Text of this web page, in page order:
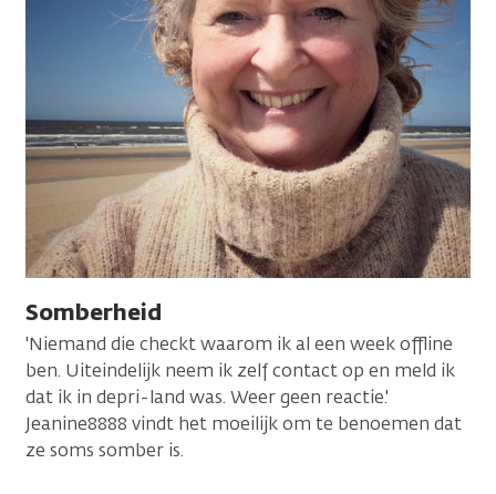
Somberheid
'Niemand die checkt waarom ik al een week offline
ben. Uiteindelijk neem ik zelf contact op en meld ik
dat ik in depri-land was. Weer geen reactie.'
Jeanine8888 vindt het moeilijk om te benoemen dat
ze soms somber is.